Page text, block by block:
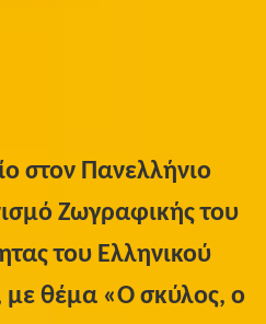
στον Πανελλήνιο
Ζωγραφικής του
του Ελληνικού
θέμα «Ο σκύλος, ο